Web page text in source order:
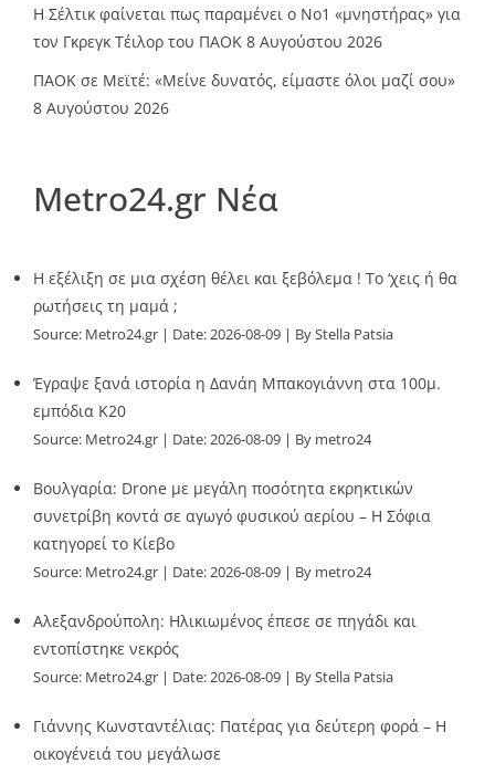
Η Σέλτικ φαίνεται πως παραμένει ο Νο1 «μνηστήρας» για
τον Γκρεγκ Τέιλορ του ΠΑΟΚ 8 Αυγούστου 2026
ΠΑΟΚ σε Μεϊτέ: «Μείνε δυνατός, είμαστε όλοι μαζί σου»
8 Αυγούστου 2026
Metro24.gr Νέα
Η εξέλιξη σε μια σχέση θέλει και ξεβόλεμα ! Το ‘χεις ή θα
ρωτήσεις τη μαμά ;
Source: Metro24.gr Date: 2026-08-09 By Stella Patsia
Έγραψε ξανά ιστορία η Δανάη Μπακογιάννη στα 100μ.
εμπόδια Κ20
Source: Metro24.gr Date: 2026-08-09 By metro24
Βουλγαρία: Drone με μεγάλη ποσότητα εκρηκτικών
συνετρίβη κοντά σε αγωγό φυσικού αερίου – Η Σόφια
κατηγορεί το Κίεβο
Source: Metro24.gr Date: 2026-08-09 By metro24
Αλεξανδρούπολη: Ηλικιωμένος έπεσε σε πηγάδι και
εντοπίστηκε νεκρός
Source: Metro24.gr Date: 2026-08-09 By Stella Patsia
Γιάννης Κωνσταντέλιας: Πατέρας για δεύτερη φορά – Η
οικογένειά του μεγάλωσε